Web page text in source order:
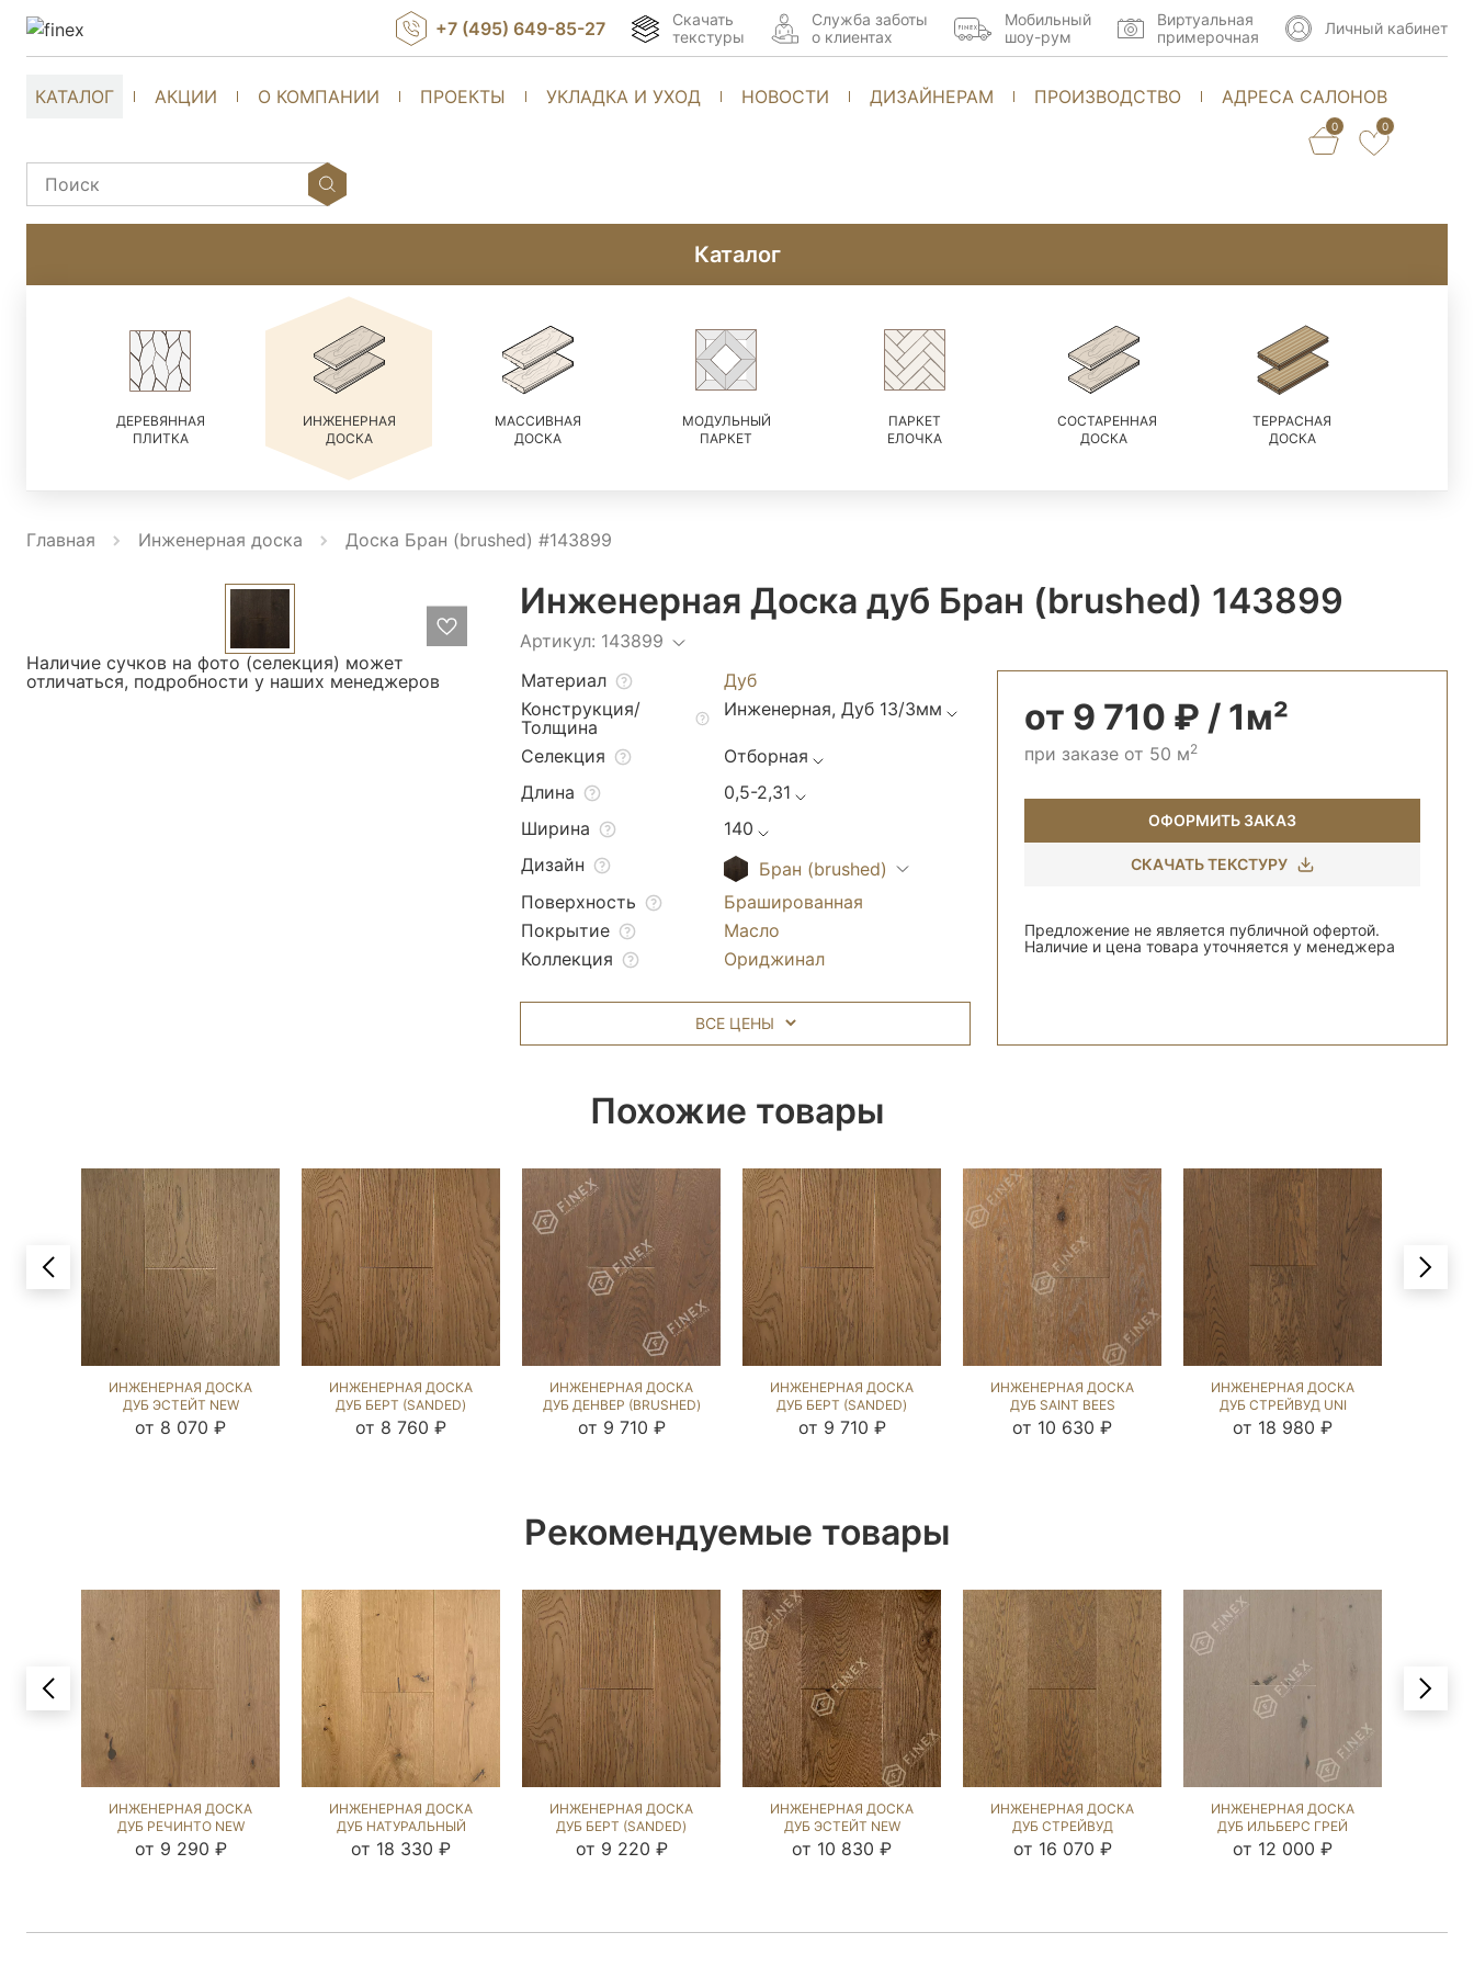
КАТАЛОГ АКЦИИ О КОМПАНИИ ПРОЕКТЫ УКЛАДКА И УХОД НОВОСТИ ДИЗАЙНЕРАМ ПРОИЗВОДСТВО АДРЕСА САЛОНОВ
0 0
+7 (495) 649-85-27
Скачать
текстуры
Cлужба заботы
о клиентах
Мобильный
шоу-рум
Виртуальная
примерочная
Личный кабинет
Каталог
ДЕРЕВЯННАЯ
ПЛИТКА
ИНЖЕНЕРНАЯ
ДОСКА
МАССИВНАЯ
ДОСКА
МОДУЛЬНЫЙ
ПАРКЕТ
ПАРКЕТ
ЕЛОЧКА
СОСТАРЕННАЯ
ДОСКА
ТЕРРАСНАЯ
ДОСКА
Главная Инженерная доска Доска Бран (brushed) #143899
Наличие сучков на фото (селекция) может
отличаться, подробности у наших менеджеров
Инженерная Доска дуб Бран (brushed) 143899
Артикул: 143899
Материал
Дуб
Конструкция/
Толщина
Инженерная, Дуб 13/3мм
Селекция
Отборная
Длина
0,5-2,31
Ширина
140
Дизайн
Бран (brushed)
Поверхность
Брашированная
Покрытие
Масло
Коллекция
Ориджинал
от 9 710 ₽ / 1м²
при заказе от 50 м2
ОФОРМИТЬ ЗАКАЗ
СКАЧАТЬ ТЕКСТУРУ
Предложение не является публичной офертой.
Наличие и цена товара уточняется у менеджера
ВСЕ ЦЕНЫ
Похожие товары
ИНЖЕНЕРНАЯ ДОСКА
ДУБ ЭСТЕЙТ NEW
(BRUSHED) 224058
от 8 070 ₽
ИНЖЕНЕРНАЯ ДОСКА
ДУБ БЕРТ (SANDED)
143648
от 8 760 ₽
ИНЖЕНЕРНАЯ ДОСКА
ДУБ ДЕНВЕР (BRUSHED)
143760
от 9 710 ₽
ИНЖЕНЕРНАЯ ДОСКА
ДУБ БЕРТ (SANDED)
413108
от 9 710 ₽
ИНЖЕНЕРНАЯ ДОСКА
ДУБ SAINT BEES
(BRUSHED) 570935
от 10 630 ₽
ИНЖЕНЕРНАЯ ДОСКА
ДУБ СТРЕЙВУД UNI
(BRUSHED) 1046164
от 18 980 ₽
Рекомендуемые товары
ИНЖЕНЕРНАЯ ДОСКА
ДУБ РЕЧИНТО NEW
(BRUSHED) 1040080
от 9 290 ₽
ИНЖЕНЕРНАЯ ДОСКА
ДУБ НАТУРАЛЬНЫЙ
(SANDED) 892698
от 18 330 ₽
ИНЖЕНЕРНАЯ ДОСКА
ДУБ БЕРТ (SANDED)
110415
от 9 220 ₽
ИНЖЕНЕРНАЯ ДОСКА
ДУБ ЭСТЕЙТ NEW
(SANDED) 143703
от 10 830 ₽
ИНЖЕНЕРНАЯ ДОСКА
ДУБ СТРЕЙВУД
(BRUSHED) 1040967
от 16 070 ₽
ИНЖЕНЕРНАЯ ДОСКА
ДУБ ИЛЬБЕРС ГРЕЙ
(BRUSHED) 1047607
от 12 000 ₽